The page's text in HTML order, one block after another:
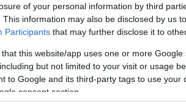
of your personal information by third
This information may also be disclosed by us
Participants that may further disclose it to
that this website/app uses one or more
but not limited to your visit or usage
to Google and its third-party tags to use your
consent section.